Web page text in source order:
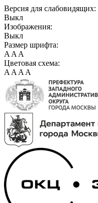
Версия для слабовидящих:
Выкл
Изображения:
Выкл
Размер шрифта:
A A A
Цветовая схема:
A A A A